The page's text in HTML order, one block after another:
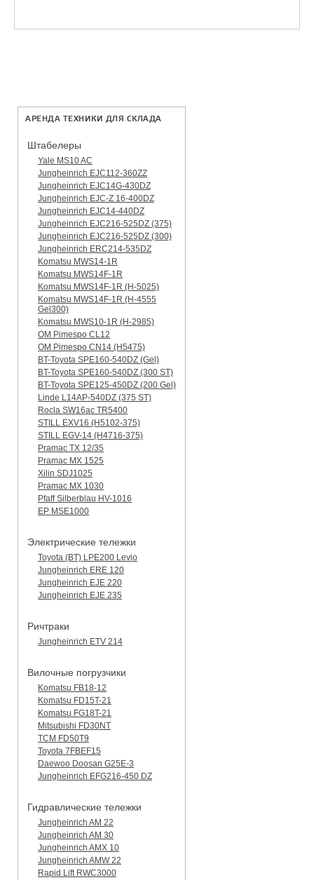
АРЕНДА ТЕХНИКИ ДЛЯ СКЛАДА
Штабелеры
Yale MS10 AC
Jungheinrich EJC112-360ZZ
Jungheinrich EJC14G-430DZ
Jungheinrich EJC-Z 16-400DZ
Jungheinrich EJC14-440DZ
Jungheinrich EJC216-525DZ (375)
Jungheinrich EJC216-525DZ (300)
Jungheinrich ERC214-535DZ
Komatsu MWS14-1R
Komatsu MWS14F-1R
Komatsu MWS14F-1R (H-5025)
Komatsu MWS14F-1R (H-4555
Gel300)
Komatsu MWS10-1R (Н-2985)
OM Pimespo CL12
OM Pimespo CN14 (Н5475)
BT-Toyota SPE160-540DZ (Gel)
BT-Toyota SPE160-540DZ (300 ST)
BT-Toyota SPE125-450DZ (200 Gel)
Linde L14AP-540DZ (375 ST)
Rocla SW16ac TR5400
STILL EXV16 (H5102-375)
STILL EGV-14 (H4716-375)
Pramac TX 12/35
Pramac MX 1525
Xilin SDJ1025
Pramac MX 1030
Pfaff Silberblau HV-1016
EP MSE1000
Электрические тележки
Toyota (BT) LPE200 Levio
Jungheinrich ERE 120
Jungheinrich EJE 220
Jungheinrich EJE 235
Ричтраки
Jungheinrich ETV 214
Вилочные погрузчики
Komatsu FB18-12
Komatsu FD15T-21
Komatsu FG18T-21
Mitsubishi FD30NT
TCM FD50T9
Toyota 7FBEF15
Daewoo Doosan G25E-3
Jungheinrich EFG216-450 DZ
Гидравлические тележки
Jungheinrich AM 22
Jungheinrich AM 30
Jungheinrich AMX 10
Jungheinrich AMW 22
Rapid Lift RWC3000